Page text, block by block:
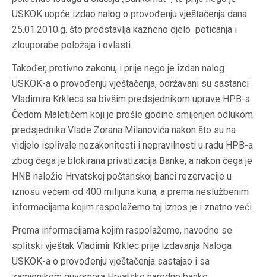
USKOK uopće izdao nalog o provođenju vještačenja dana
25.01.2010.g. što predstavlja kazneno djelo poticanja i
zlouporabe položaja i ovlasti.
Također, protivno zakonu, i prije nego je izdan nalog
USKOK-a o provođenju vještačenja, održavani su sastanci
Vladimira Krkleca sa bivšim predsjednikom uprave HPB-a
Čedom Maletićem koji je prošle godine smijenjen odlukom
predsjednika Vlade Zorana Milanovića nakon što su na
vidjelo isplivale nezakonitosti i nepravilnosti u radu HPB-a
zbog čega je blokirana privatizacija Banke, a nakon čega je
HNB naložio Hrvatskoj poštanskoj banci rezervacije u
iznosu većem od 400 milijuna kuna, a prema neslužbenim
informacijama kojim raspolažemo taj iznos je i znatno veći.
Prema informacijama kojim raspolažemo, navodno se
splitski vještak Vladimir Krklec prije izdavanja Naloga
USKOK-a o provođenju vještačenja sastajao i sa